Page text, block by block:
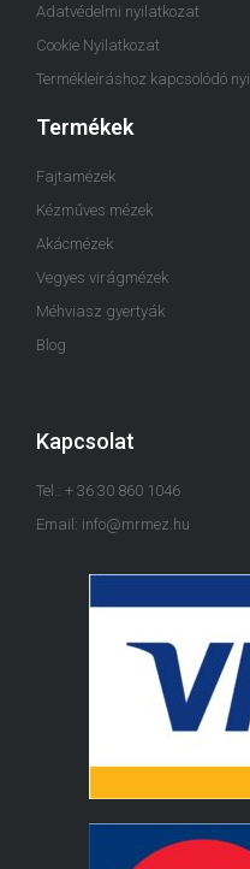
Adatvédelmi nyilatkozat
Cookie Nyilatkozat
Termékleíráshoz kapcsolódó
Termékek
Fajtamézek
Kézműves mézek
Akácmézek
Vegyes virágmézek
Méhviasz gyertyák
Blog
Kapcsolat
Tel.: + 36 30 860 1046
Email: info@mrmez.hu